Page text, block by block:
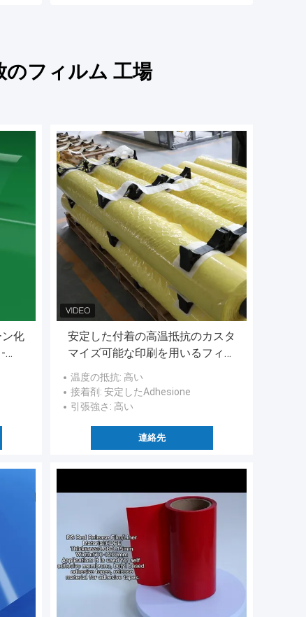
のフィルム 工場
化
安定した付着の高温抵抗のカスタ
マイズ可能な印刷を用いるフィル
ムを包むPEの綿
温度の抵抗: 高い
接着剤 : 安定したAdhesione
引張強さ : 高い
連絡先